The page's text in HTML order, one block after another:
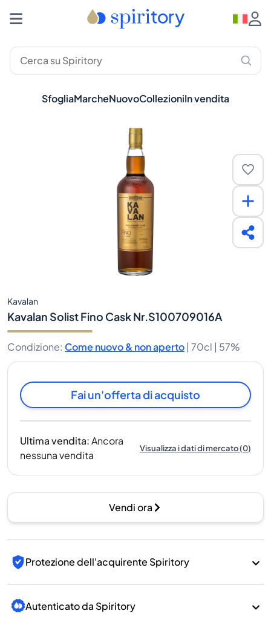
SfogliaMarcheNuovoCollezioniIn vendita
Kavalan
Kavalan Solist Fino Cask Nr.S100709016A
Condizione: Come nuovo & non aperto | 70cl | 57%
Fai un'offerta di acquisto
Ultima vendita:Ancora
nessuna vendita
Visualizza i dati di mercato(0)
Vendi ora
Protezione dell'acquirente Spiritory
Autenticato da Spiritory